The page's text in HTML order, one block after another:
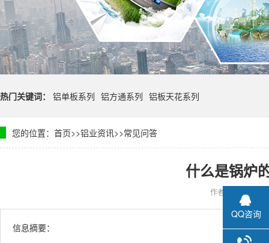
热门关键词： 铝单板系列 铝方通系列 铝板天花系列
您的位置： 首页>>铝业资讯>>常见问答
什么是锅炉
作者：
信息摘要：
QQ咨询